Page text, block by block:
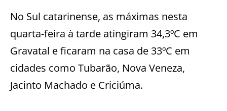
No Sul catarinense, as máximas nesta
quarta-feira à tarde atingiram 34,3ºC em
Gravatal e ficaram na casa de 33ºC em
cidades como Tubarão, Nova Veneza,
Jacinto Machado e Criciúma.